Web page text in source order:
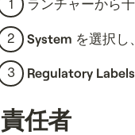
ランチャーから
System を選択し
Regulatory Labels
責任者